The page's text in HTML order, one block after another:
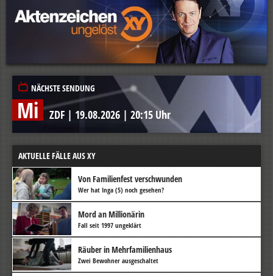
NÄCHSTE SENDUNG
Mi ZDF | 19.08.2026 | 20:15 Uhr
AKTUELLE FÄLLE AUS XY
Von Familienfest verschwunden
Wer hat Inga (5) noch gesehen?
Mord an Millionärin
Fall seit 1997 ungeklärt
Räuber in Mehrfamilienhaus
Zwei Bewohner ausgeschaltet